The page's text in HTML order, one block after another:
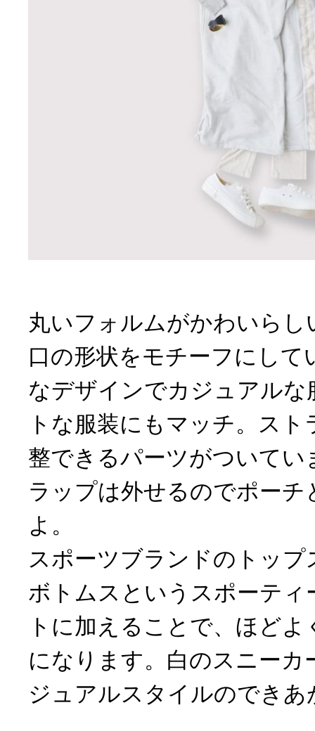
丸いフォルムがかわいら
口の形状をモチーフにして
なデザインでカジュアルな
トな服装にもマッチ。ス
整できるパーツがついてい
ラップは外せるのでポー
よ。
スポーツブランドのトッ
ボトムスというスポーティ
トに加えることで、ほど
になります。白のスニーカ
ジュアルスタイルのできあ